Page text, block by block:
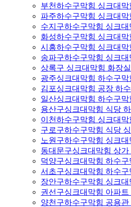
부천하수구막힘 싱크대
파주하수구막힘 싱크대
수지구하수구막힘 싱크대
화성하수구막힘 싱크대막
시흥하수구막힘 싱크대
송파구하수구막힘 싱크
상록구 싱크대막힘 화장
광주싱크대막힘 하수구막
김포싱크대막힘 공장 하
일산싱크대막힘 하수구막
용산구싱크대막힘 식당
이천하수구막힘 싱크대막
구로구하수구막힘 식당
노원구하수구막힘 싱크
동대문구싱크대막힘 상
덕양구싱크대막힘 하수
서초구싱크대막힘 하수구
장안구하수구막힘 싱크
권선구싱크대막힘 아파트
양천구하수구막힘 공용